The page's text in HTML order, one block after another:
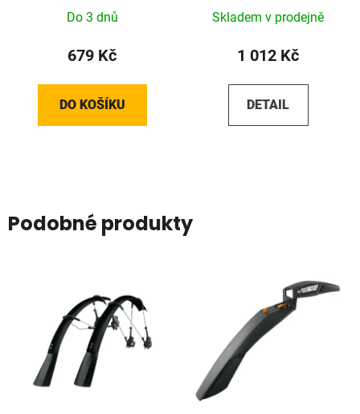
Do 3 dnů
679 Kč
DO KOŠÍKU
Skladem v prodejně
1 012 Kč
DETAIL
Podobné produkty